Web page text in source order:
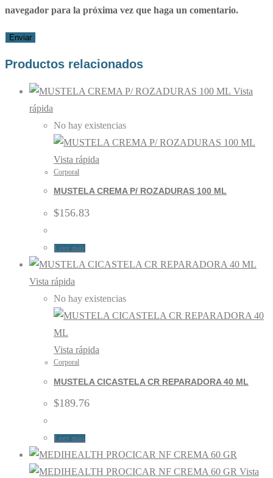
navegador para la próxima vez que haga un comentario.
Productos relacionados
Vista
rápida
No hay existencias
Vista rápida
Corporal
MUSTELA CREMA P/ ROZADURAS 100 ML
$156.83
Leer más
Vista rápida
No hay existencias
Vista rápida
Corporal
MUSTELA CICASTELA CR REPARADORA 40 ML
$189.76
Leer más
Vista